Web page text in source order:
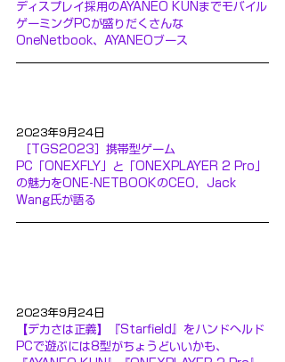
ディスプレイ採用のAYANEO KUNまでモバイル
ゲーミングPCが盛りだくさんな
OneNetbook、AYANEOブース
2023年9月24日
［TGS2023］携帯型ゲーム
PC「ONEXFLY」と「ONEXPLAYER 2 Pro」
の魅力をONE-NETBOOKのCEO，Jack
Wang氏が語る
2023年9月24日
【デカさは正義】『Starfield』をハンドヘルド
PCで遊ぶには8型がちょうどいいかも、